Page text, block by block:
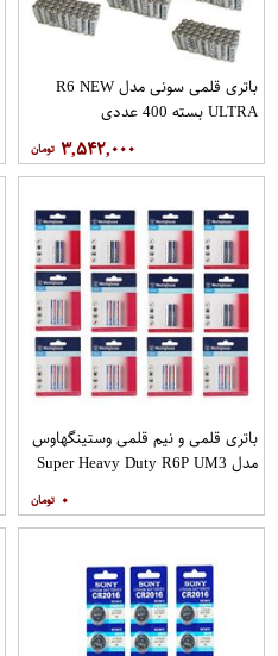
باتری قلمی سونی مدل R6 NEW
ULTRA بسته 400 عددی
۳,۵۴۲,۰۰۰
باتری قلمی و نیم قلمی وستینگهاوس
مدل Super Heavy Duty R6P UM3
۰